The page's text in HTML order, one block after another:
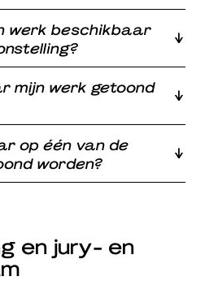
werk beschikbaar
mijn werk getoond
op één van de
worden?
en jury- en